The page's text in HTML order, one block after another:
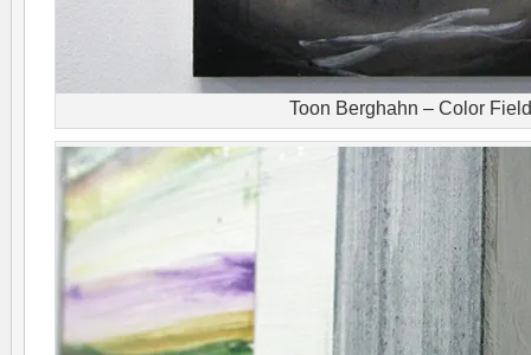
Toon Berghahn – Color